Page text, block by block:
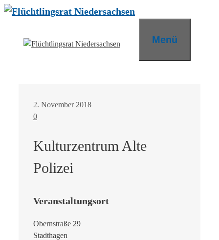
Zum
Menü
2. November 2018
0
Kulturzentrum Alte
Polizei
Veranstaltungsort
Obernstraße 29
Stadthagen